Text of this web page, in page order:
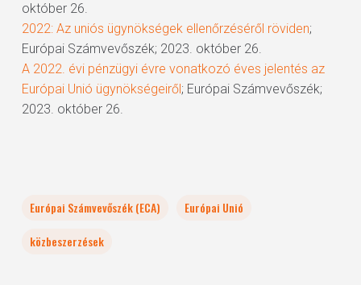
október 26.
2022: Az uniós ügynökségek ellenőrzéséről röviden;
Európai Számvevőszék; 2023. október 26.
A 2022. évi pénzügyi évre vonatkozó éves jelentés az
Európai Unió ügynökségeiről; Európai Számvevőszék;
2023. október 26.
Európai Számvevőszék (ECA)
Európai Unió
közbeszerzések